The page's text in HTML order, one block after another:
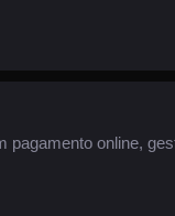
pagamento online,